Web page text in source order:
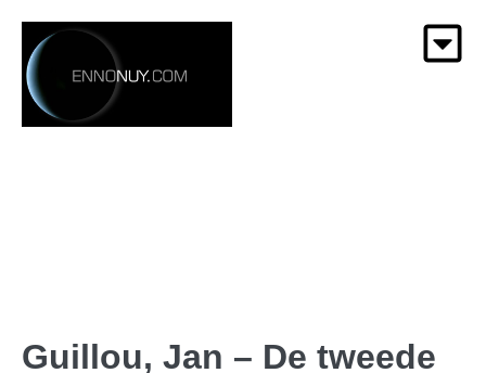
Guillou, Jan – De tweede